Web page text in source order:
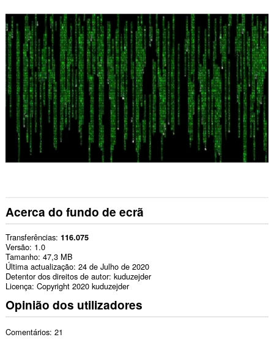
Acerca do fundo de ecrã
Transferências 116.075
Versão 1.0
Tamanho 47,3 MB
Última actualização 24 de Julho de 2020
Detentor dos direitos de autor kuduzejder
Licença Copyright 2020 kuduzejder
Opinião dos utilizadores
Comentários: 21